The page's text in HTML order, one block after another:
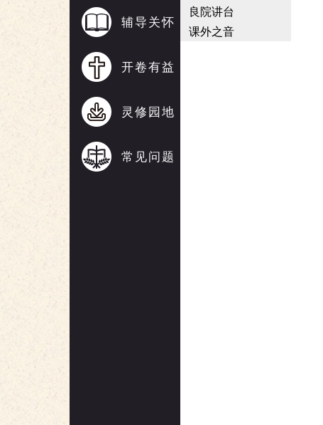
辅导关怀
开卷有益
灵修园地
常见问题
良院讲台
课外之音